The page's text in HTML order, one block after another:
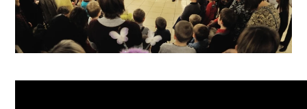
Вакансии
Офисы продаж
Контакты